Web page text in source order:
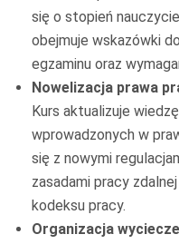
się o stopień
obejmuje wskazówki
egzaminu oraz
Nowelizacja prawa
Kurs aktualizuje
wprowadzonych w
się z nowymi
zasadami pracy
kodeksu pracy.
Organizacja